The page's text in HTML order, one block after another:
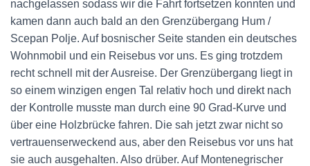
nachgelassen sodass wir die Fahrt fortsetzen konnten und
kamen dann auch bald an den Grenzübergang Hum /
Scepan Polje. Auf bosnischer Seite standen ein deutsches
Wohnmobil und ein Reisebus vor uns. Es ging trotzdem
recht schnell mit der Ausreise. Der Grenzübergang liegt in
so einem winzigen engen Tal relativ hoch und direkt nach
der Kontrolle musste man durch eine 90 Grad-Kurve und
über eine Holzbrücke fahren. Die sah jetzt zwar nicht so
vertrauenserweckend aus, aber den Reisebus vor uns hat
sie auch ausgehalten. Also drüber. Auf Montenegrischer